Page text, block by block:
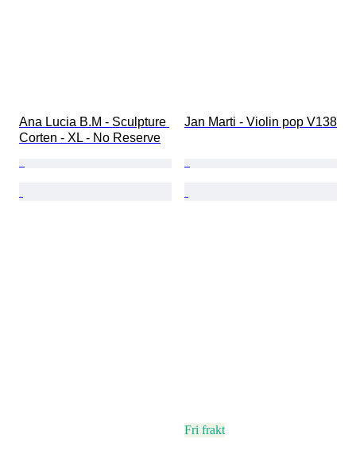
Ana Lucia B.M - Sculpture
Corten - XL - No Reserve
Jan Marti - Violin pop V138
Fri frakt